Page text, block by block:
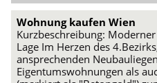
Wohnung kaufen Wien
Kurzbeschreibung:
Lage Im Herzen des
ansprechenden
Eigentumswohnungen als